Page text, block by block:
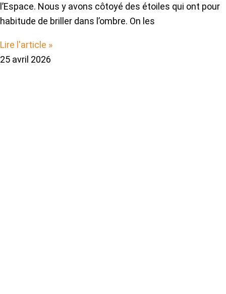
l’Espace. Nous y avons côtoyé des étoiles qui ont pour
habitude de briller dans l’ombre. On les
Lire l'article »
25 avril 2026